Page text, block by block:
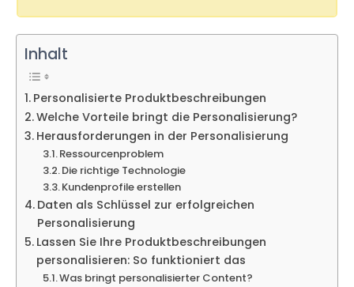
Inhalt
Personalisierte Produktbeschreibungen
Welche Vorteile bringt die Personalisierung?
Herausforderungen in der Personalisierung
Ressourcenproblem
Die richtige Technologie
Kundenprofile erstellen
Daten als Schlüssel zur erfolgreichen
Personalisierung
Lassen Sie Ihre Produktbeschreibungen
personalisieren: So funktioniert das
Was bringt personalisierter Content?